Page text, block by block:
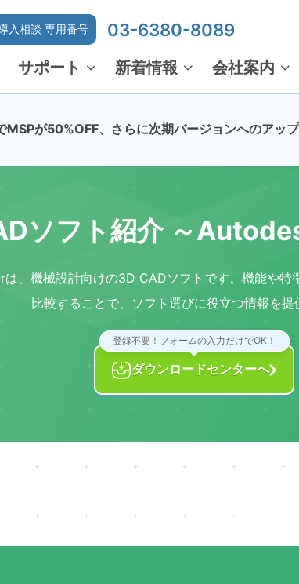
入相談 専用番号 03-6380-8089
サポート 新着情報 会社案内
が50%OFF、さらに次期バージョンへのアッ
ソフト紹介 ～
、機械設計向けの3D CADソフトです。機能や特
比較することで、ソフト選びに役立つ情報を提
登録不要！フォームの入力だけでOK！
ダウンロードセンターへ